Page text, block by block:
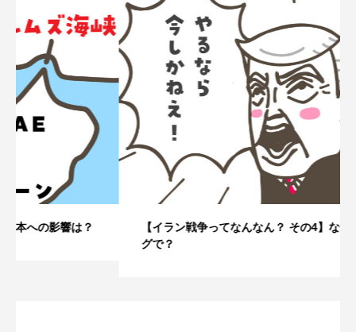
【イラン戦争ってなんなん？ その4】なぜこのタイミン